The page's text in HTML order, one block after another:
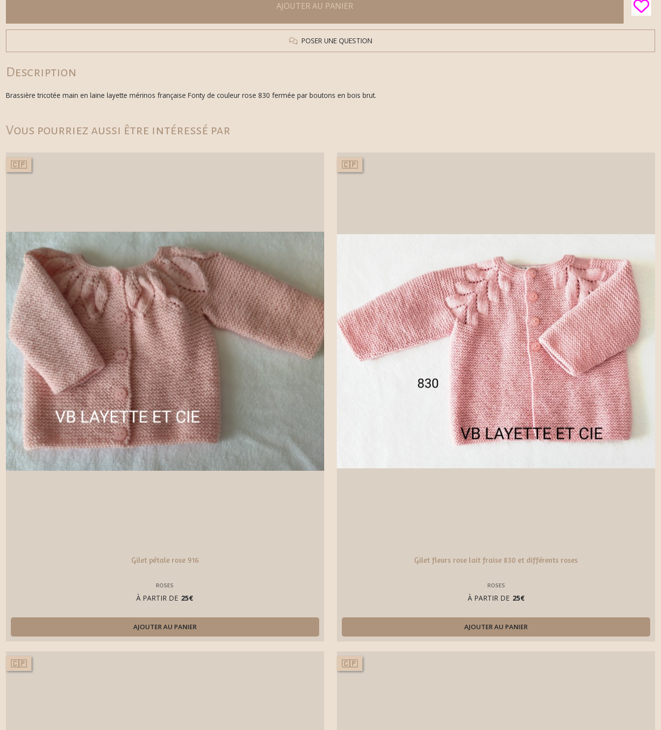
AJOUTER AU PANIER
POSER UNE QUESTION
Description
Brassière tricotée main en laine layette mérinos française Fonty de couleur rose 830 fermée par boutons en bois brut.
Vous pourriez aussi être intéressé par
🇨🇵
Gilet pétale rose 916
ROSES
À PARTIR DE 25€
AJOUTER AU PANIER
🇨🇵
Gilet fleurs rose lait fraise 830 et différents roses
ROSES
À PARTIR DE 25€
AJOUTER AU PANIER
🇨🇵 🇨🇵